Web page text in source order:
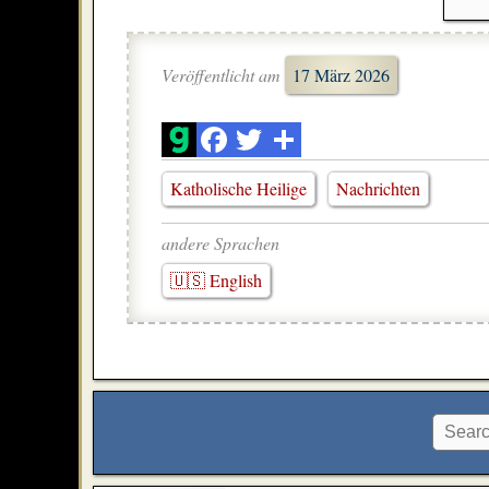
Veröffentlicht am 17 März 2026
Katholische Heilige Nachrichten
andere Sprachen
🇺🇸 English